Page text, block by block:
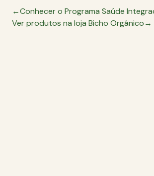
←Conhecer o Programa Saúde
Ver produtos na loja Bicho Orgânico→